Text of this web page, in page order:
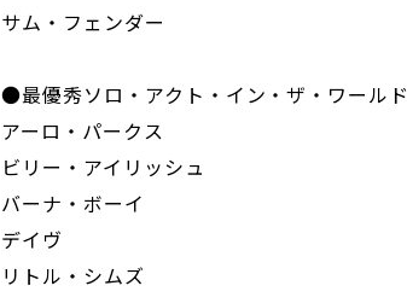
サム・フェンダー
●最優秀ソロ・アクト・イン・ザ・ワールド
アーロ・パークス
ビリー・アイリッシュ
バーナ・ボーイ
デイヴ
リトル・シムズ